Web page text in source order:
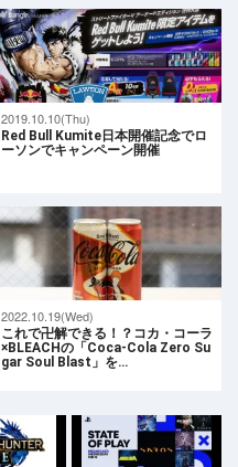
2019.10.10(Thu)
Red Bull Kumite日本開催記念でロ
ーソンでキャンペーン開催
2022.10.19(Wed)
これで卍解できる！？コカ・コーラ
×BLEACHの「Coca-Cola Zero Su
gar Soul Blast」を…